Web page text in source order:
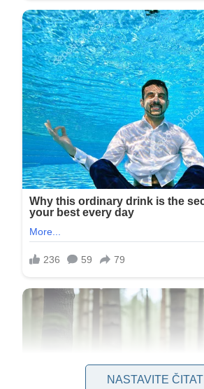
NASTAVITE ČITATI